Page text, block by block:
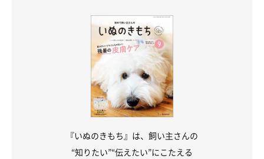
『いぬのきもち』は、飼い主さんの
“知りたい”“伝えたい”にこたえる